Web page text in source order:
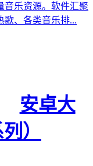
音乐资源。软件汇聚
歌、各类音乐排...
安卓大
）